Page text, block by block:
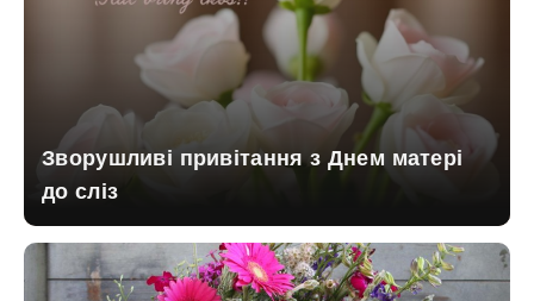
Зворушливі привітання з Днем матері
до сліз